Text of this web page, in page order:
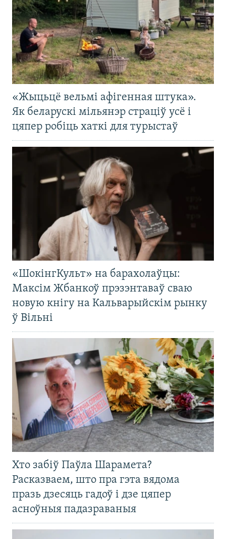
«Жыцьцё вельмі афігенная штука».
Як беларускі мільянэр страціў усё і
цяпер робіць хаткі для турыстаў
«ШокінгКульт» на барахолаўцы:
Максім Жбанкоў прэзэнтаваў сваю
новую кнігу на Кальварыйскім рынку
ў Вільні
Хто забіў Паўла Шарамета?
Расказваем, што пра гэта вядома
празь дзесяць гадоў і дзе цяпер
асноўныя падазраваныя